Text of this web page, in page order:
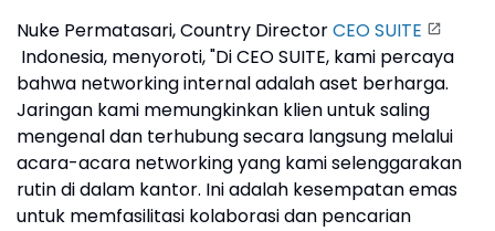
Nuke Permatasari, Country DirectorCEO SUITE
Indonesia, menyoroti, "Di CEO SUITE, kami percaya
bahwa networking internal adalah aset berharga.
Jaringan kami memungkinkan klien untuk saling
mengenal dan terhubung secara langsung melalui
acara-acara networking yang kami selenggarakan
rutin di dalam kantor. Ini adalah kesempatan emas
untuk memfasilitasi kolaborasi dan pencarian